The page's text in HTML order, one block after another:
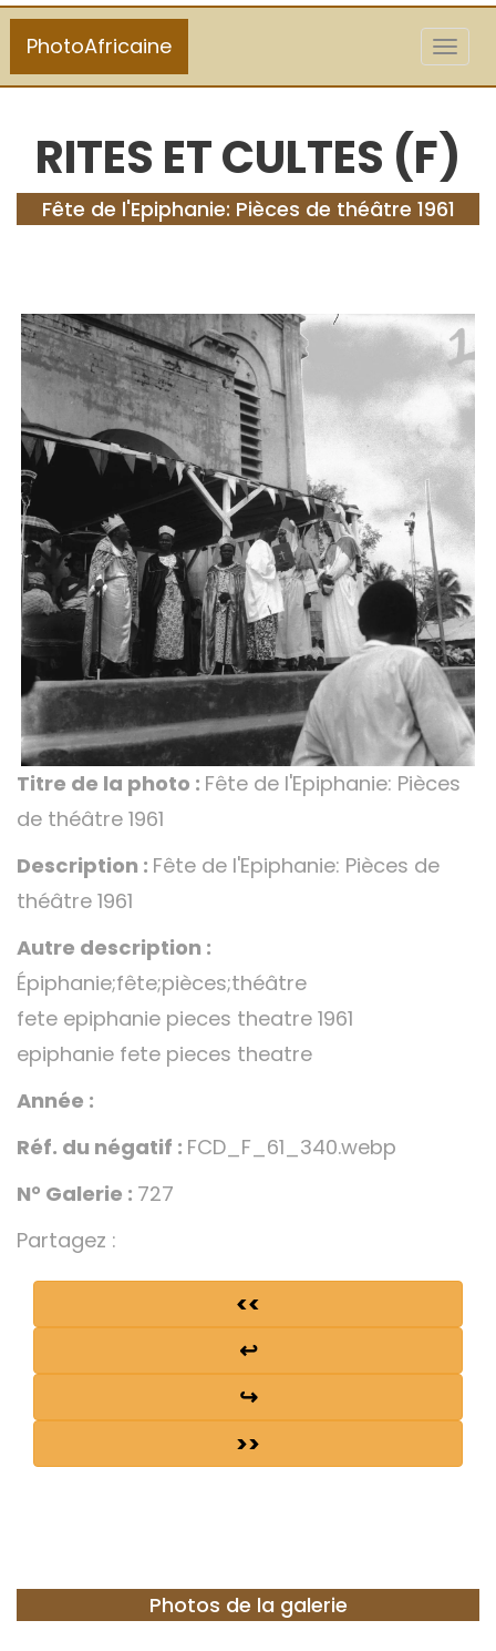
PhotoAfricaine
RITES ET CULTES (F)
Fête de l'Epiphanie: Pièces de théâtre 1961
Titre de la photo : Fête de l'Epiphanie: Pièces
de théâtre 1961
Description : Fête de l'Epiphanie: Pièces de
théâtre 1961
Autre description :
Épiphanie;fête;pièces;théâtre
fete epiphanie pieces theatre 1961
epiphanie fete pieces theatre
Année :
Réf. du négatif : FCD_F_61_340.webp
N° Galerie : 727
Partagez :
<<
↩
↪
>>
Photos de la galerie